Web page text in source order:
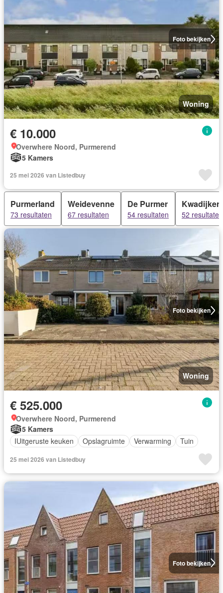
Foto bekijken
Woning
€ 10.000
Overwhere Noord, Purmerend
5 Kamers
25 mei 2026 van Listedbuy
Purmerland
73 resultaten
Weidevenne
67 resultaten
De Purmer
54 resultaten 52 resultaten
Foto bekijken
Woning
€ 525.000
Overwhere Noord, Purmerend
5 Kamers
IUitgeruste keuken
Opslagruimte Verwarming Tuin
25 mei 2026 van Listedbuy
Foto bekijken